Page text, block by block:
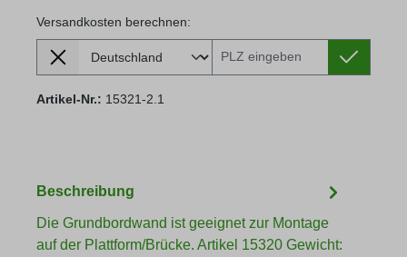
Versandkosten berechnen:
Lieferland
Versandkosten berechnen:
Artikel-Nr.: 15321-2.1
Beschreibung
Die Grundbordwand ist geeignet zur Montage
auf der Plattform/Brücke. Artikel 15320 Gewicht: